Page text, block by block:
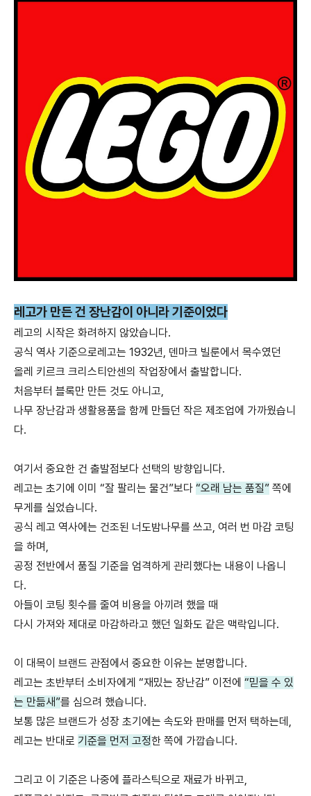
레고가 만든 건 장난감이 아니라 기준이었다
레고의 시작은 화려하지 않았습니다.
공식 역사 기준으로레고는 1932년, 덴마크 빌룬에서 목수였던
올레 키르크 크리스티안센의 작업장에서 출발합니다.
처음부터 블록만 만든 것도 아니고,
나무 장난감과 생활용품을 함께 만들던 작은 제조업에 가까웠습니
다.
여기서 중요한 건 출발점보다 선택의 방향입니다.
레고는 초기에 이미 “잘 팔리는 물건”보다 “오래 남는 품질” 쪽에
무게를 실었습니다.
공식 레고 역사에는 건조된 너도밤나무를 쓰고, 여러 번 마감 코팅
을 하며,
공정 전반에서 품질 기준을 엄격하게 관리했다는 내용이 나옵니
다.
아들이 코팅 횟수를 줄여 비용을 아끼려 했을 때
다시 가져와 제대로 마감하라고 했던 일화도 같은 맥락입니다.
이 대목이 브랜드 관점에서 중요한 이유는 분명합니다.
레고는 초반부터 소비자에게 “재밌는 장난감” 이전에 “믿을 수 있
는 만듦새”를 심으려 했습니다.
보통 많은 브랜드가 성장 초기에는 속도와 판매를 먼저 택하는데,
레고는 반대로 기준을 먼저 고정한 쪽에 가깝습니다.
그리고 이 기준은 나중에 플라스틱으로 재료가 바뀌고,